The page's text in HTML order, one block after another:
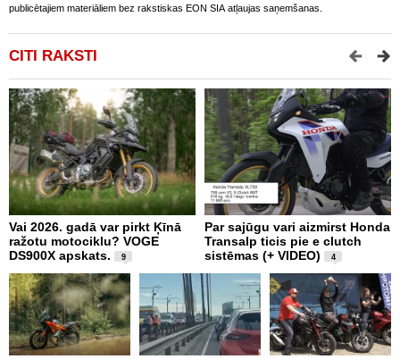
publicētajiem materiāliem bez rakstiskas EON SIA atļaujas saņemšanas.
CITI RAKSTI
Vai 2026. gadā var pirkt Ķīnā
ražotu motociklu? VOGE
DS900X apskats.
9
Par sajūgu vari aizmirst Honda
Transalp ticis pie e clutch
sistēmas (+ VIDEO)
4